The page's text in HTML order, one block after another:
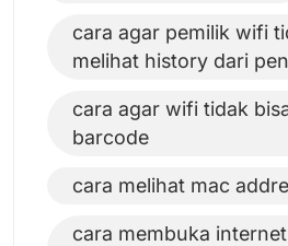
cara agar pemilik wifi
melihat history dari
cara agar wifi tidak
barcode
cara melihat mac
cara membuka